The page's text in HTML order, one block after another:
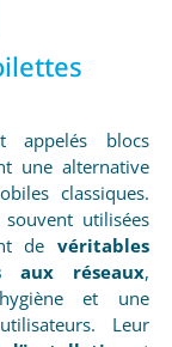
appelés blocs
une alternative
classiques.
utilisées
de véritables
aux réseaux,
et une
Leur